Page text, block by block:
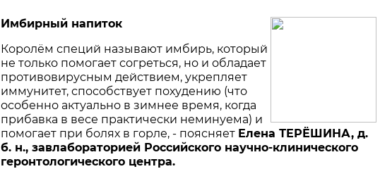
Имбирный напиток
Королём специй называют имбирь, который
не только помогает согреться, но и обладает
противовирусным действием, укрепляет
иммунитет, способствует похудению (что
особенно актуально в зимнее время, когда
прибавка в весе практически неминуема) и
помогает при болях в горле, - поясняет Елена ТЕРЁШИНА, д.
б. н., завлабораторией Российского научно-клинического
геронтологического центра.